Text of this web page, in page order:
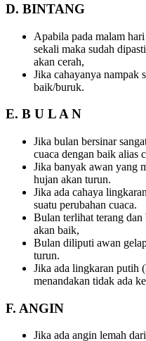
D. BINTANG
Apabila pada malam
sekali maka sudah
akan cerah,
Jika cahayanya nampak
baik/buruk.
E. B U L A N
Jika bulan bersinar
cuaca dengan baik alias
Jika banyak awan yang
hujan akan turun.
Jika ada cahaya
suatu perubahan cuaca.
Bulan terlihat terang dan
akan baik,
Bulan diliputi awan
turun.
Jika ada lingkaran putih
menandakan tidak ada
F. ANGIN
Jika ada angin lemah